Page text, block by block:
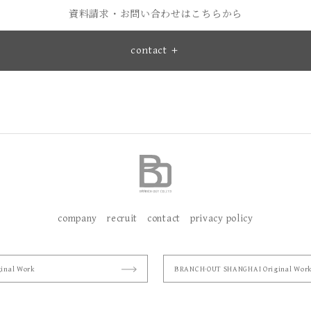
資料請求・お問い合わせはこちらから
contact ＋
company recruit contact privacy policy
Work BRANCH·OUT SHANGHAI Original Work